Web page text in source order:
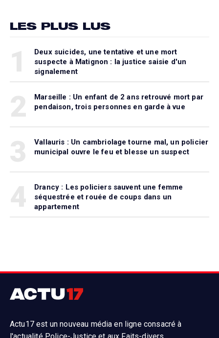
LES PLUS LUS
Deux suicides, une tentative et une mort
suspecte à Matignon : la justice saisie d'un
signalement
Marseille : Un enfant de 2 ans retrouvé mort par
pendaison, trois personnes en garde à vue
Vallauris : Un cambriolage tourne mal, un policier
municipal ouvre le feu et blesse un suspect
Drancy : Les policiers sauvent une femme
séquestrée et rouée de coups dans un
appartement
Actu17 est un nouveau média en ligne consacré à